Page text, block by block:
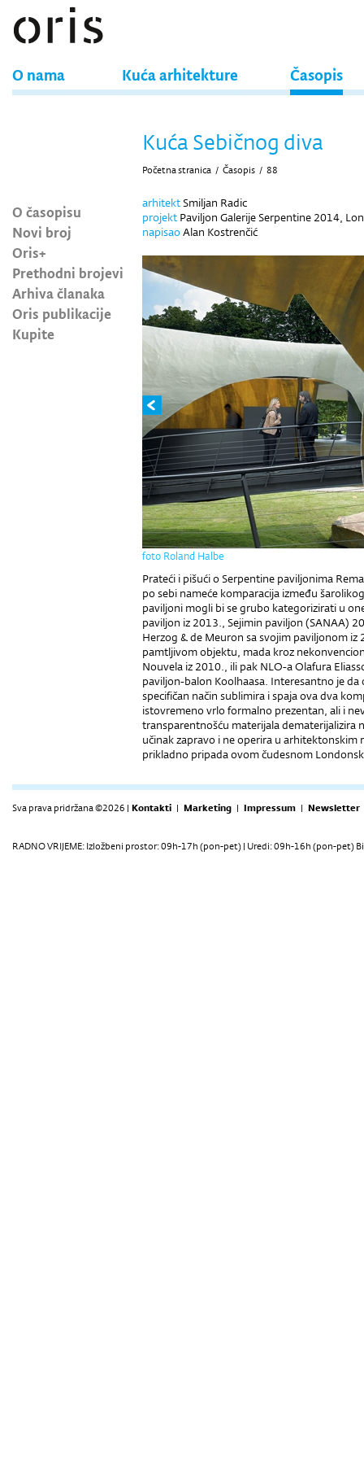
O nama Kuća arhitekture Časopis
O časopisu
Novi broj
Oris+
Prethodni brojevi
Arhiva članaka
Oris publikacije
Kupite
Kuća Sebičnog diva
Početna stranica / Časopis / 88
arhitektSmiljan Radic
projekt Paviljon Galerije Serpentine 2014,
napisao Alan Kostrenčić
foto Roland Halbe
Prateći i pišući o Serpentine paviljonima
po sebi nameće komparacija između
paviljoni mogli bi se grubo kategorizirati u
paviljon iz 2013., Sejimin paviljon (SANAA)
Herzog & de Meuron sa svojim paviljonom
pamtljivom objektu, mada kroz
Nouvela iz 2010., ili pak NLO-a Olafura
paviljon-balon Koolhaasa. Interesantno je
specifičan način sublimira i spaja ova dva
istovremeno vrlo formalno prezentan, ali i
transparentnošću materijala
učinak zapravo i ne operira u
prikladno pripada ovom čudesnom
Sva prava pridržana ©2026 | Kontakti | Marketing | Impressum | Newsletter
RADNO VRIJEME: Izložbeni prostor: 09h-17h (pon-pet) | Uredi: 09h-16h (pon-pet)